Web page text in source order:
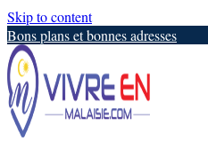
Skip to content
Bons plans et bonnes adresses